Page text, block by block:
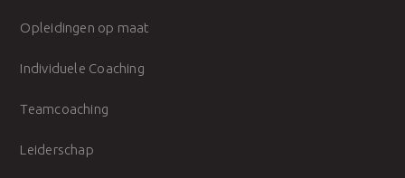
Opleidingen op maat
Individuele Coaching
Teamcoaching
Leiderschap